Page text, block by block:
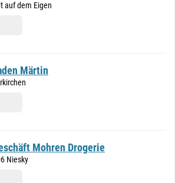
auf dem Eigen
Märtin
Mohren Drogerie
Niesky